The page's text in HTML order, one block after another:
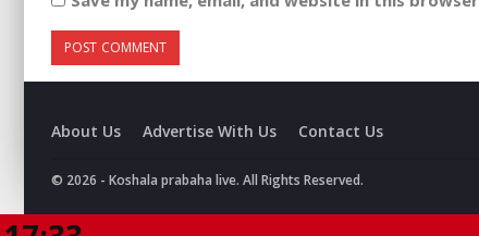
About Us Advertise With Us Contact Us
© 2026 - Koshala prabaha live. All Rights Reserved.